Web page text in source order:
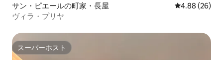
サン・ピエールの町家・長屋 レビュー26
4.88 (26)
ヴィラ・プリヤ
スーパーホスト
スーパーホスト